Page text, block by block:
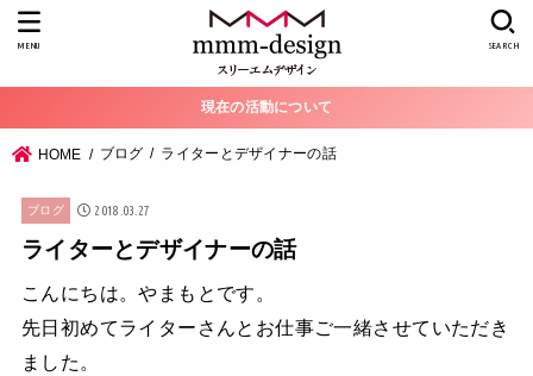
SEARCH
MENU
現在の活動について
HOME ブログ ライターとデザイナーの話
ブログ 2018.03.27
ライターとデザイナーの話
こんにちは。やまもとです。
先日初めてライターさんとお仕事ご一緒させていただき
ました。